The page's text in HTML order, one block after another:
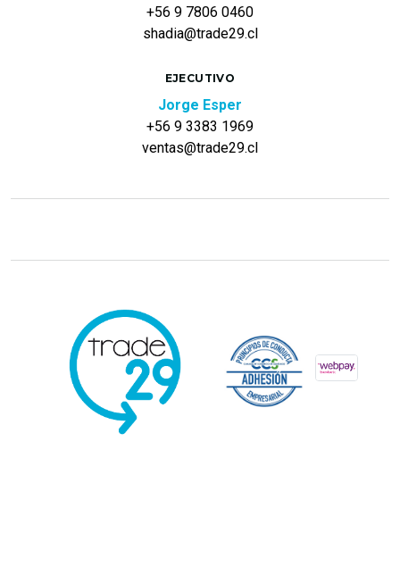
+56 9 7806 0460
shadia@trade29.cl
EJECUTIVO
Jorge Esper
+56 9 3383 1969
ventas@trade29.cl